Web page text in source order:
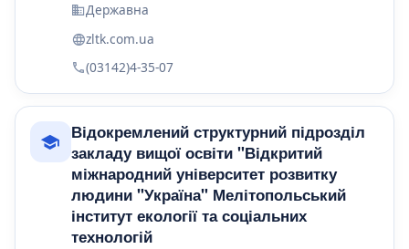
Державна
zltk.com.ua
(03142)4-35-07
Відокремлений структурний підрозділ
закладу вищої освіти "Відкритий
міжнародний університет розвитку
людини "Україна" Мелітопольський
інститут екології та соціальних
технологій